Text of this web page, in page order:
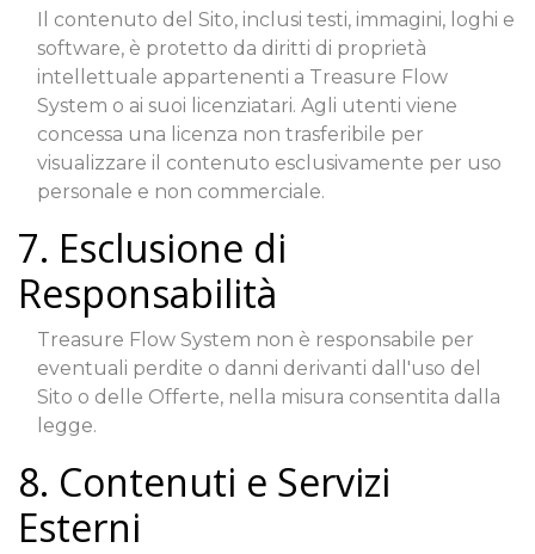
Il contenuto del Sito, inclusi testi, immagini, loghi e
software, è protetto da diritti di proprietà
intellettuale appartenenti a Treasure Flow
System o ai suoi licenziatari. Agli utenti viene
concessa una licenza non trasferibile per
visualizzare il contenuto esclusivamente per uso
personale e non commerciale.
7. Esclusione di
Responsabilità
Treasure Flow System non è responsabile per
eventuali perdite o danni derivanti dall'uso del
Sito o delle Offerte, nella misura consentita dalla
legge.
8. Contenuti e Servizi
Esterni